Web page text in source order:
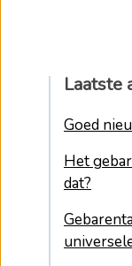
Laatste
Goed
Het
dat?